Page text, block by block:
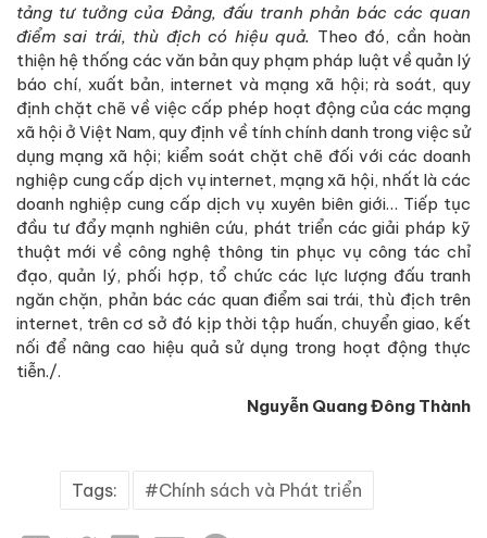
tảng tư tưởng của Đảng, đấu tranh phản bác các quan
điểm sai trái, thù địch có hiệu quả. Theo đó, cần hoàn
thiện hệ thống các văn bản quy phạm pháp luật về quản lý
báo chí, xuất bản, internet và mạng xã hội; rà soát, quy
định chặt chẽ về việc cấp phép hoạt động của các mạng
xã hội ở Việt Nam, quy định về tính chính danh trong việc sử
dụng mạng xã hội; kiểm soát chặt chẽ đối với các doanh
nghiệp cung cấp dịch vụ internet, mạng xã hội, nhất là các
doanh nghiệp cung cấp dịch vụ xuyên biên giới… Tiếp tục
đầu tư đẩy mạnh nghiên cứu, phát triển các giải pháp kỹ
thuật mới về công nghệ thông tin phục vụ công tác chỉ
đạo, quản lý, phối hợp, tổ chức các lực lượng đấu tranh
ngăn chặn, phản bác các quan điểm sai trái, thù địch trên
internet, trên cơ sở đó kịp thời tập huấn, chuyển giao, kết
nối để nâng cao hiệu quả sử dụng trong hoạt động thực
tiễn./.
Nguyễn Quang Đông Thành
Tags: Chính sách và Phát triển